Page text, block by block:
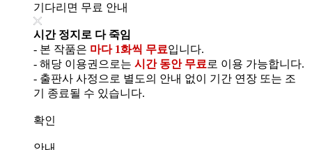
기다리면 무료 안내
시간 정지로 다 죽임
- 본 작품은 마다 1화씩 무료입니다.
- 해당 이용권으로는 시간 동안 무료 로 이용 가능합니다.
- 출판사 사정으로 별도의 안내 없이 기간 연장 또는 조
기 종료될 수 있습니다.
확인
안내